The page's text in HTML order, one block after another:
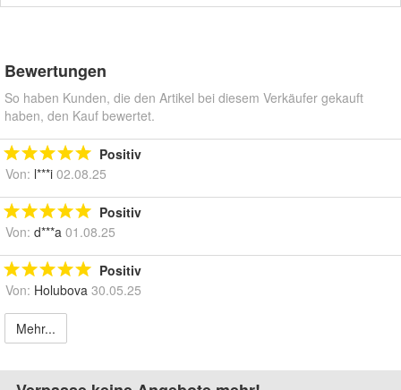
Bewertungen
So haben Kunden, die den Artikel bei diesem Verkäufer gekauft
haben, den Kauf bewertet.
Positiv
Von: l***i 02.08.25
Positiv
Von: d***a 01.08.25
Positiv
Von: Holubova 30.05.25
Mehr...